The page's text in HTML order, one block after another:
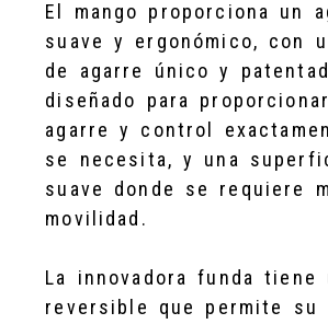
El mango proporciona un
suave y ergonómico, con
de agarre único y
diseñado para
agarre y control
se necesita, y una
suave donde se requiere
movilidad.
La innovadora funda tiene
reversible que permite su